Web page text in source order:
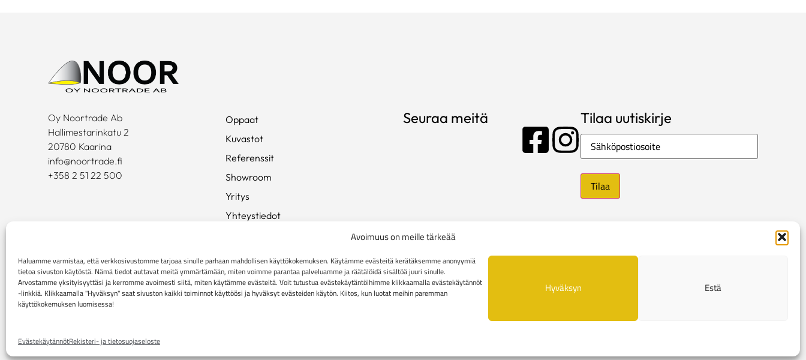
Avoimuus on meille tärkeää
Haluamme varmistaa, että verkkosivustomme tarjoaa sinulle parhaan mahdollisen käyttökokemuksen. Käytämme evästeitä kerätäksemme anonyymiä
tietoa sivuston käytöstä. Nämä tiedot auttavat meitä ymmärtämään, miten voimme parantaa palveluamme ja räätälöidä sisältöä juuri sinulle.
Arvostamme yksityisyyttäsi ja kerromme avoimesti siitä, miten käytämme evästeitä. Voit tutustua evästekäytäntöihimme klikkaamalla evästekäytännöt
-linkkiä. Klikkaamalla "Hyväksyn" saat sivuston kaikki toiminnot käyttöösi ja hyväksyt evästeiden käytön. Kiitos, kun luotat meihin paremman
käyttökokemuksen luomisessa!
Hyväksyn Estä
EvästekäytännötRekisteri- ja tietosuojaseloste
Oy Noortrade Ab
Hallimestarinkatu 2
20780 Kaarina
info@noortrade.fi
+358 2 51 22 500
Oppaat
Kuvastot
Referenssit
Showroom
Yritys
Yhteystiedot
Mediapankki
Seuraa meitä Tilaa uutiskirje
Sähköposti
Rekisteri- ja tietosuojaseloste